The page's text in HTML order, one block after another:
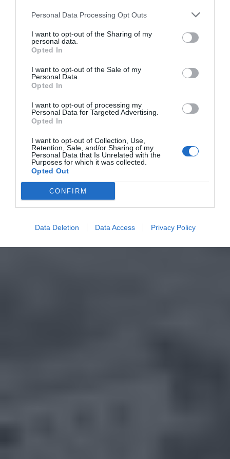
Personal Data Processing Opt Outs
I want to opt-out of the Sharing of my
personal data.
Opted In
I want to opt-out of the Sale of my
Personal Data.
Opted In
I want to opt-out of processing my
Personal Data for Targeted Advertising.
Opted In
I want to opt-out of Collection, Use,
Retention, Sale, and/or Sharing of my
Personal Data that Is Unrelated with the
Purposes for which it was collected.
Opted Out
CONFIRM
Data Deletion Data Access Privacy Policy